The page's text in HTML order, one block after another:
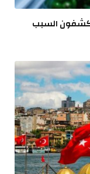
يكشفون السبب